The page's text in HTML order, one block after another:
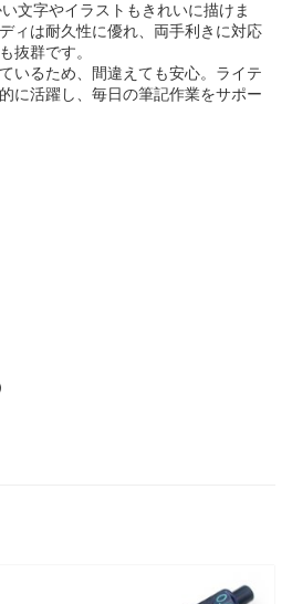
文字やイラストもきれいに描けま
ィは耐久性に優れ、両手利きに対応
抜群です。
いるため、間違えても安心。ライテ
に活躍し、毎日の筆記作業をサポー